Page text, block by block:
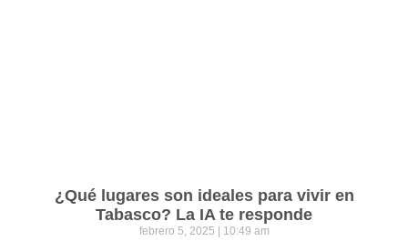
¿Qué lugares son ideales para vivir en
Tabasco? La IA te responde
febrero 5, 2025 10:49 am